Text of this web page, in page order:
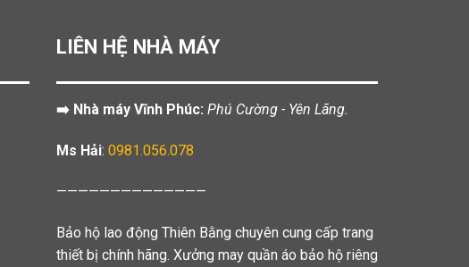
LIÊN HỆ NHÀ MÁY
➡️ Nhà máy Vĩnh Phúc: Phú Cường - Yên Lãng.
Ms Hải: 0981.056.078
——————————————
Bảo hộ lao động Thiên Bằng chuyên cung cấp trang
thiết bị chính hãng. Xưởng may quần áo bảo hộ riêng